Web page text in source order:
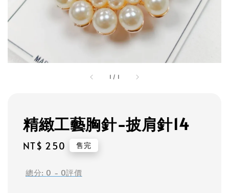
1 / 1
精緻工藝胸針-披肩針14
Regular
NT$ 250 售完
總分: 0 - 0評價